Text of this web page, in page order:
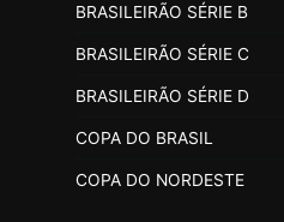
BRASILEIRÃO SÉRIE B
BRASILEIRÃO SÉRIE C
BRASILEIRÃO SÉRIE D
COPA DO BRASIL
COPA DO NORDESTE